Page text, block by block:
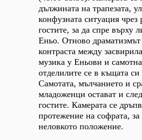
дължината на трапезата,
конфузната ситуация чрез
гостите, за да спре върху
Еньо. Отново драматизмът
контраста между
музика у Еньови и
отделилите се в къщата
Самотата, мълчанието и
младоженци остават и
гостите. Камерата се
протежение на софрата, за
неловкото положение.